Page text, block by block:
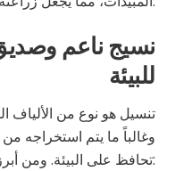
للبيئة
تنسيل هو نوع من الألياف
وغالباً ما يتم استخراجه
تحافظ على البيئة. ومن أبرز مميزات تنسيل: